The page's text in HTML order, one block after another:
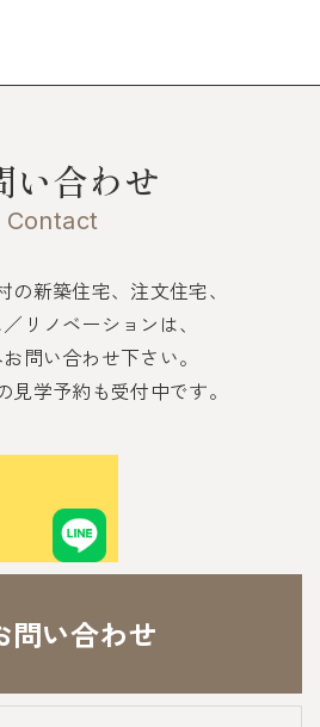
い合わせ
Contact
の新築住宅、注文住宅、
リノベーションは、
問い合わせ下さい。
見学予約も受付中です。
問い合わせ